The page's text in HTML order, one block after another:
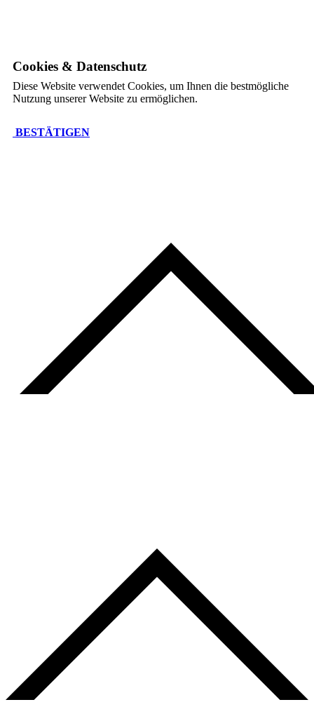
Cookies & Datenschutz
Diese Website verwendet Cookies, um Ihnen die bestmögliche
Nutzung unserer Website zu ermöglichen.
BESTÄTIGEN